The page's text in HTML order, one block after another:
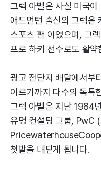
그렉 아벨은 사실 미국
애드먼턴 출신의 그렉은
스포츠 팬 이였으며, 그
프로 하키 선수로도 활약
광고 전단지 배달에서부
이르기까지 다수의 독특
그렉 아벨은 지난 1984
유명 컨설팅 그룹, PwC
첫발을 내딛게 됩니다.